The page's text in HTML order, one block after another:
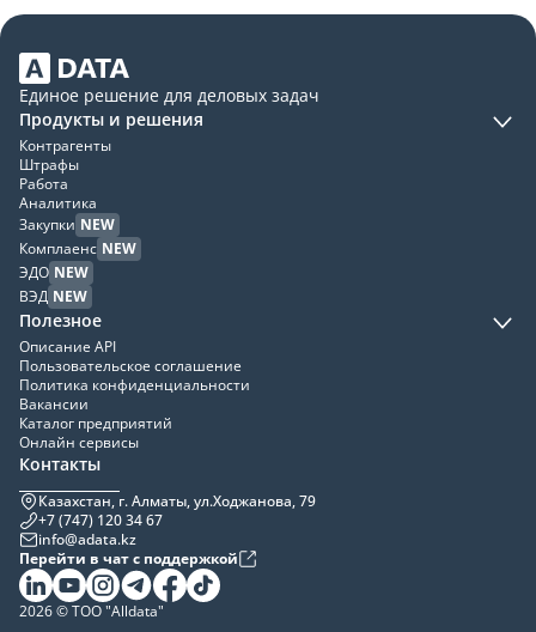
Единое решение для деловых задач
Продукты и решения
Контрагенты
Штрафы
Работа
Аналитика
Закупки NEW
Комплаенс NEW
ЭДО NEW
ВЭД NEW
Полезное
Описание API
Пользовательское соглашение
Политика конфиденциальности
Вакансии
Каталог предприятий
Онлайн сервисы
Контакты
Казахстан, г. Алматы, ул.Ходжанова, 79
+7 (747) 120 34 67
info@adata.kz
Перейти в чат с поддержкой
2026 © ТОО "Alldata"